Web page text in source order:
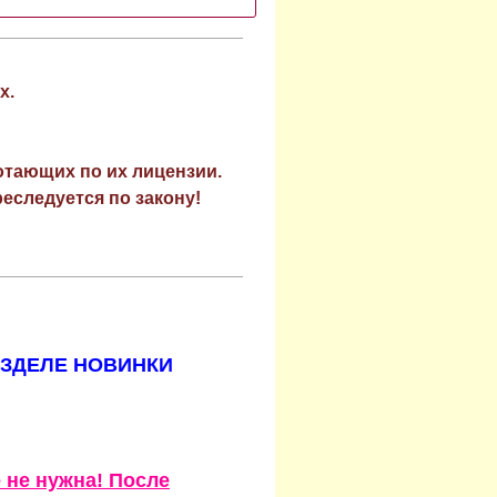
по их лицензии.
по закону!
НОВИНКИ
не нужна! После